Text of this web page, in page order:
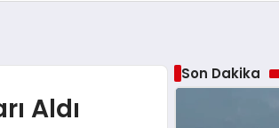
Aldı
Son Dakika